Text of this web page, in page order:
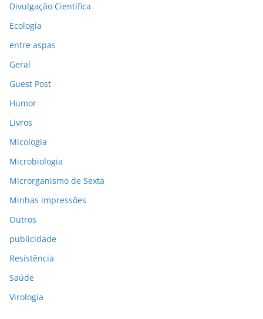
Divulgação Científica
Ecologia
entre aspas
Geral
Guest Post
Humor
Livros
Micologia
Microbiologia
Microrganismo de Sexta
Minhas impressões
Outros
publicidade
Resistência
Saúde
Virologia